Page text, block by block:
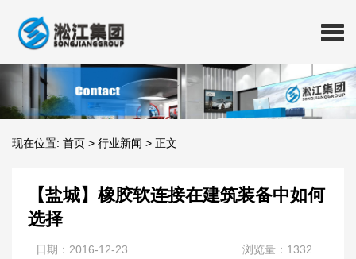
现在位置: 首页 > 行业新闻 > 正文
【盐城】橡胶软连接在建筑装备中如何
选择
日期：2016-12-23 浏览量：1332